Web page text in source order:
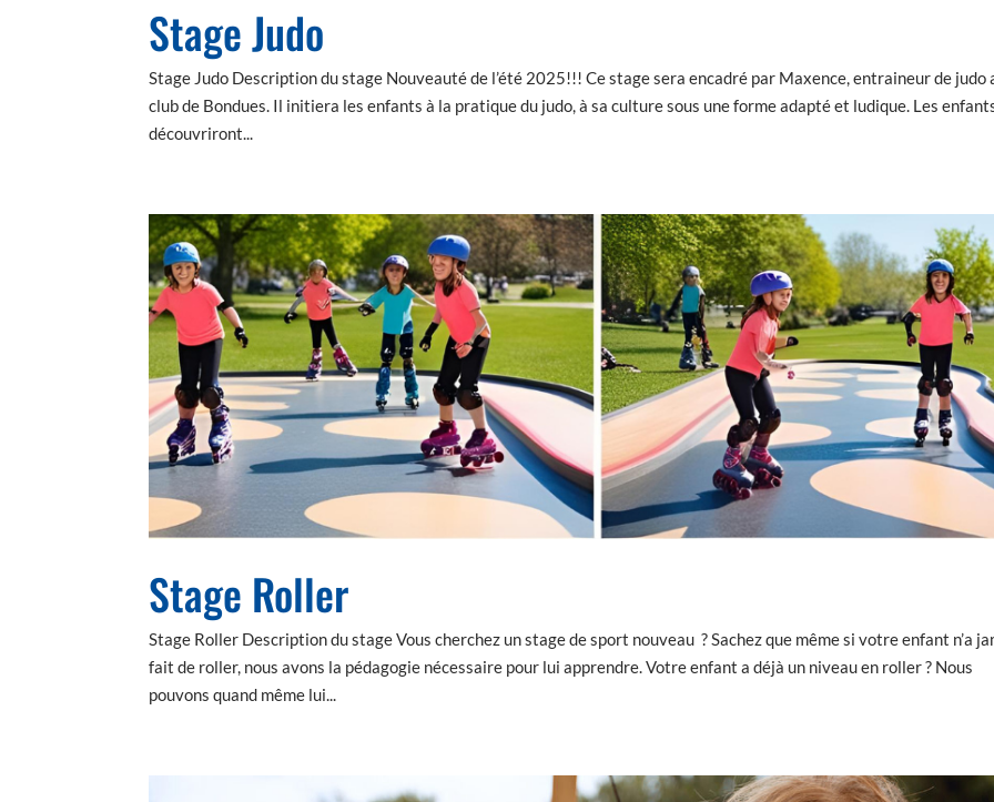
Stage Judo
Stage Judo Description du stage Nouveauté de l’été 2025!!! Ce stage sera encadré par Maxence, entraineur de judo
club de Bondues. Il initiera les enfants à la pratique du judo, à sa culture sous une forme adapté et ludique. Les
découvriront...
Stage Roller
Stage Roller Description du stage Vous cherchez un stage de sport nouveau ? Sachez que même si votre enfant n’a
fait de roller, nous avons la pédagogie nécessaire pour lui apprendre. Votre enfant a déjà un niveau en roller ? Nous
pouvons quand même lui...